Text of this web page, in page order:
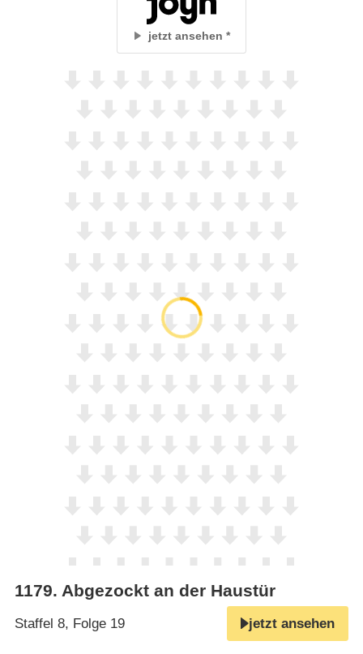
jetzt ansehen
1179. Abgezockt an der Haustür
Staffel 8, Folge 19 jetzt ansehen